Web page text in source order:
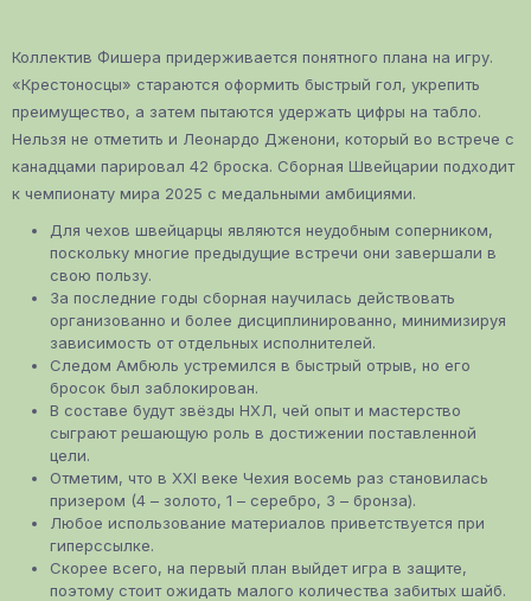
Коллектив Фишера придерживается понятного плана на игру.
«Крестоносцы» стараются оформить быстрый гол, укрепить
преимущество, а затем пытаются удержать цифры на табло.
Нельзя не отметить и Леонардо Дженони, который во встрече с
канадцами парировал 42 броска. Сборная Швейцарии подходит
к чемпионату мира 2025 с медальными амбициями.
Для чехов швейцарцы являются неудобным соперником,
поскольку многие предыдущие встречи они завершали в
свою пользу.
За последние годы сборная научилась действовать
организованно и более дисциплинированно, минимизируя
зависимость от отдельных исполнителей.
Следом Амбюль устремился в быстрый отрыв, но его
бросок был заблокирован.
В составе будут звёзды НХЛ, чей опыт и мастерство
сыграют решающую роль в достижении поставленной
цели.
Отметим, что в XXI веке Чехия восемь раз становилась
призером (4 ­– золото, 1 – серебро, 3 – бронза).
Любое использование материалов приветствуется при
гиперссылке.
Скорее всего, на первый план выйдет игра в защите,
поэтому стоит ожидать малого количества забитых шайб.